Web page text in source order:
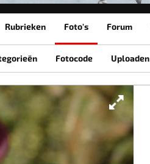
Rubrieken Foto's Forum
Fotocode Uploaden